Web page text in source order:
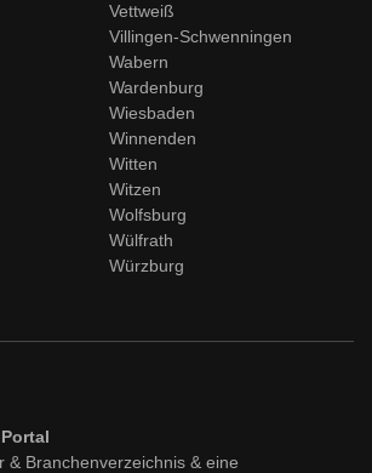
Vettweiß
Villingen-Schwenningen
Wabern
Wardenburg
Wiesbaden
Winnenden
Witten
Witzen
Wolfsburg
Wülfrath
Würzburg
& Branchenverzeichnis & eine